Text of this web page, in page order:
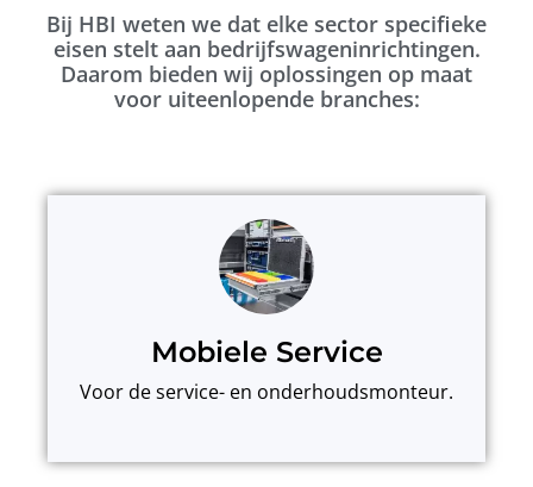
Bij HBI weten we dat elke sector specifieke
eisen stelt aan bedrijfswageninrichtingen.
Daarom bieden wij oplossingen op maat
voor uiteenlopende branches:
Mobiele Service
Voor de service- en onderhoudsmonteur.